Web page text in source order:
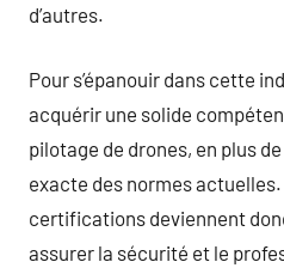
d’autres.
Pour s’épanouir dans cette
acquérir une solide
pilotage de drones, en plus
exacte des normes
certifications deviennent
assurer la sécurité et le